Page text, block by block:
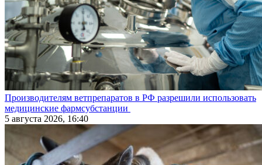
Производителям ветпрепаратов в РФ разрешили использовать
медицинские фармсубстанции
5 августа 2026, 16:40